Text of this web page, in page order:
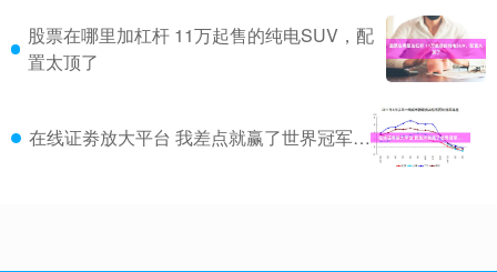
股票在哪里加杠杆 11万起售的纯电SUV，配
置太顶了
在线证劵放大平台 我差点就赢了世界冠军…